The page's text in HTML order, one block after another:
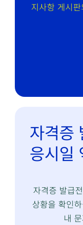
지사항 게시
자격증
응시일
자격증 발급
상황을 확인
내